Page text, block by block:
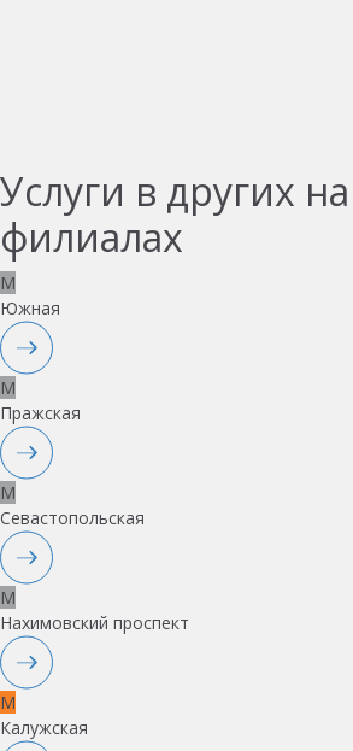
Услуги в других
филиалах
M
Южная
M
Пражская
M
Севастопольская
M
Нахимовский проспект
M
Калужская